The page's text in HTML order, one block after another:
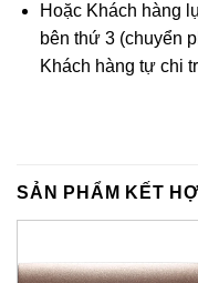
Hoặc Khách hàng
bên thứ 3 (chuyển
Khách hàng tự chi
SẢN PHẨM KẾT